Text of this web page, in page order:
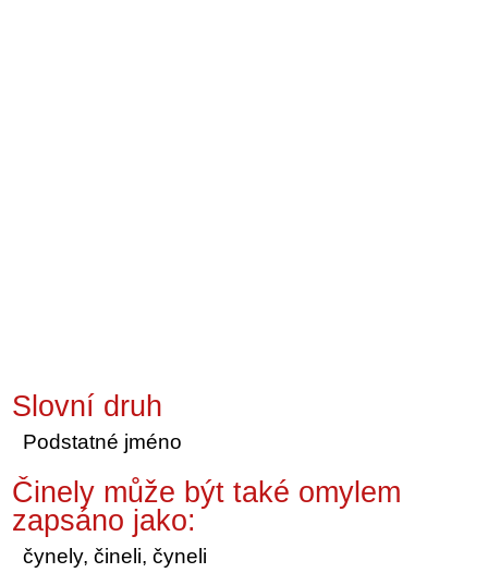
Slovní druh
Podstatné jméno
Činely může být také omylem
zapsáno jako:
čynely, čineli, čyneli